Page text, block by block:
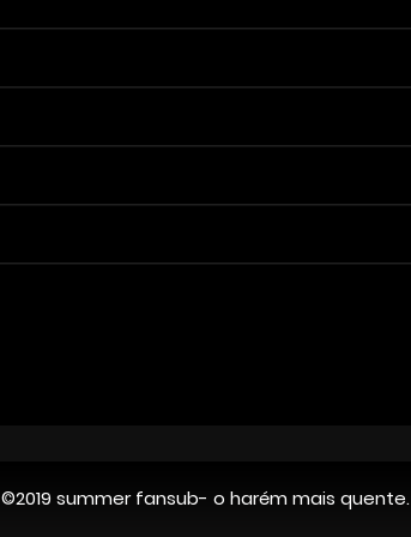
©2019 summer fansub- o harém mais quente.